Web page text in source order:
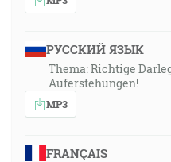
РУССКИЙ ЯЗЫК
Thema: Richtige
Auferstehungen!
MP3
FRANÇAIS